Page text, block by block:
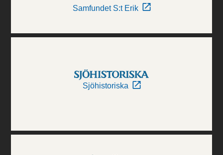
Samfundet S:t Erik
Sjöhistoriska